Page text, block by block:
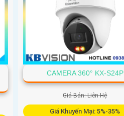
CAMERA 360° KX-S24P
Giá Bán: Liên Hệ
Giá Khuyến Mại: 5%-35%